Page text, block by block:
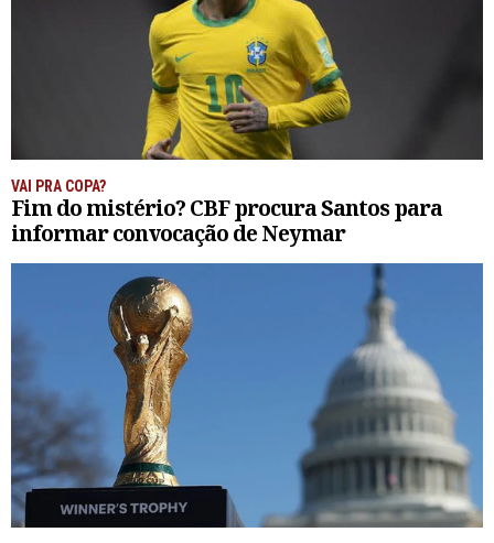
VAI PRA COPA?
Fim do mistério? CBF procura Santos para
informar convocação de Neymar